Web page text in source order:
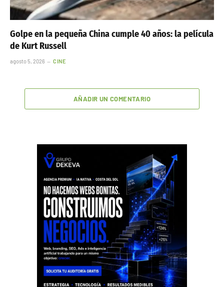
Golpe en la pequeña China cumple 40 años: la película
de Kurt Russell
agosto 5, 2026 CINE
AÑADIR UN COMENTARIO